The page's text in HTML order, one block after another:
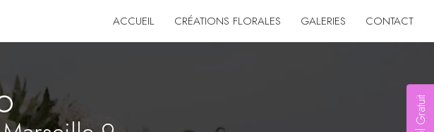
ACCUEIL CRÉATIONS FLORALES GALERIES CONTACT